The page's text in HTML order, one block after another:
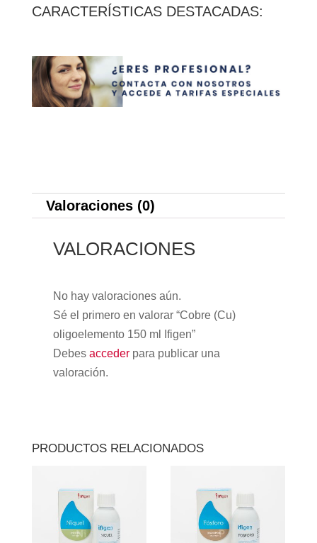
CARACTERÍSTICAS DESTACADAS:
Valoraciones (0)
VALORACIONES
No hay valoraciones aún.
Sé el primero en valorar “Cobre (Cu)
oligoelemento 150 ml Ifigen”
Debes accederpara publicar una
valoración.
PRODUCTOS RELACIONADOS